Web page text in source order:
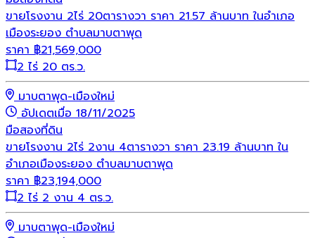
ขายโรงงาน 2ไร่ 20ตารางวา ราคา 21.57 ล้านบาท ในอำเภอ
เมืองระยอง ตำบลมาบตาพุด
ราคา ฿21,569,000
2 ไร่ 20 ตร.ว.
มาบตาพุด-เมืองใหม่
อัปเดตเมื่อ 18/11/2025
มือสองที่ดิน
ขายโรงงาน 2ไร่ 2งาน 4ตารางวา ราคา 23.19 ล้านบาท ใน
อำเภอเมืองระยอง ตำบลมาบตาพุด
ราคา ฿23,194,000
2 ไร่ 2 งาน 4 ตร.ว.
มาบตาพุด-เมืองใหม่